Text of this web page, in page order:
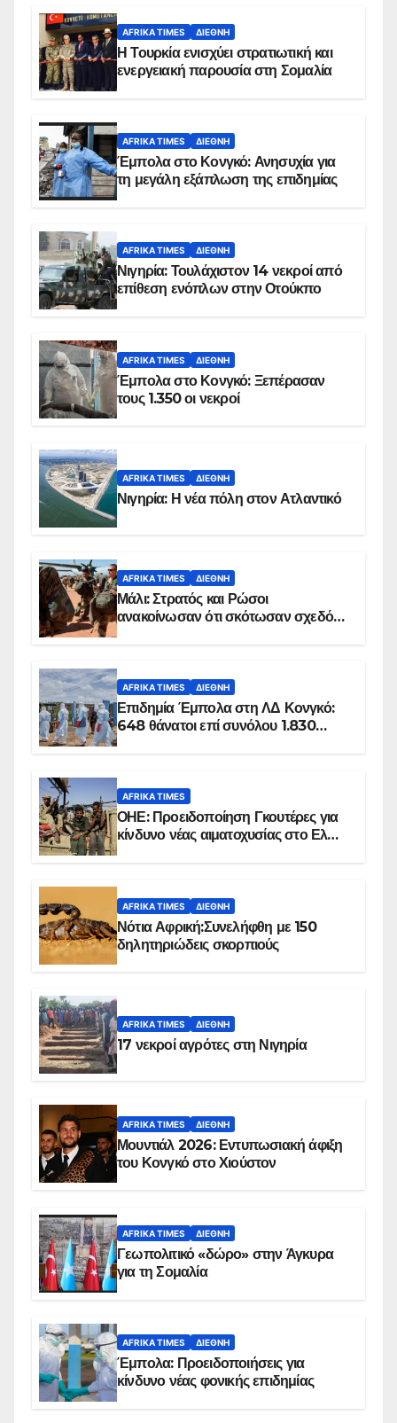
AFRIKA TIMES ΔΙΕΘΝΉ
Η Τουρκία ενισχύει στρατιωτική και
ενεργειακή παρουσία στη Σομαλία
AFRIKA TIMES ΔΙΕΘΝΉ
Έμπολα στο Κονγκό: Ανησυχία για
τη μεγάλη εξάπλωση της επιδημίας
AFRIKA TIMES ΔΙΕΘΝΉ
Νιγηρία: Τουλάχιστον 14 νεκροί από
επίθεση ενόπλων στην Οτούκπο
AFRIKA TIMES ΔΙΕΘΝΉ
Έμπολα στο Κονγκό: Ξεπέρασαν
τους 1.350 οι νεκροί
AFRIKA TIMES ΔΙΕΘΝΉ
Νιγηρία: Η νέα πόλη στον Ατλαντικό
AFRIKA TIMES ΔΙΕΘΝΉ
Μάλι: Στρατός και Ρώσοι
ανακοίνωσαν ότι σκότωσαν σχεδόν
AFRIKA TIMES ΔΙΕΘΝΉ
Επιδημία Έμπολα στη ΛΔ Κονγκό:
648 θάνατοι επί συνόλου 1.830
AFRIKA TIMES
ΟΗΕ: Προειδοποίηση Γκουτέρες για
κίνδυνο νέας αιματοχυσίας στο Ελ
AFRIKA TIMES ΔΙΕΘΝΉ
Νότια Αφρική:Συνελήφθη με 150
δηλητηριώδεις σκορπιούς
AFRIKA TIMES ΔΙΕΘΝΉ
17 νεκροί αγρότες στη Νιγηρία
AFRIKA TIMES ΔΙΕΘΝΉ
Μουντιάλ 2026: Εντυπωσιακή άφιξη
του Κονγκό στο Χιούστον
AFRIKA TIMES ΔΙΕΘΝΉ
Γεωπολιτικό «δώρο» στην Άγκυρα
για τη Σομαλία
AFRIKA TIMES ΔΙΕΘΝΉ
Έμπολα: Προειδοποιήσεις για
κίνδυνο νέας φονικής επιδημίας